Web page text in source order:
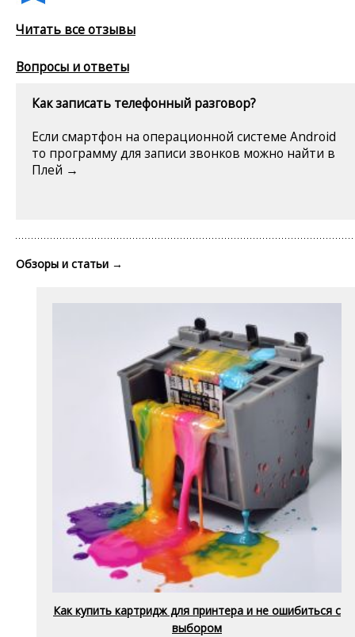
Читать все отзывы
Вопросы и ответы
Как записать телефонный разговор?
Если смартфон на операционной системе Android
то программу для записи звонков можно найти в
Плей →
Обзоры и статьи →
Как купить картридж для принтера и не ошибиться с
выбором